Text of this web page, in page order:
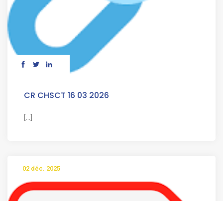
CR CHSCT 16 03 2026
[...]
02 déc. 2025